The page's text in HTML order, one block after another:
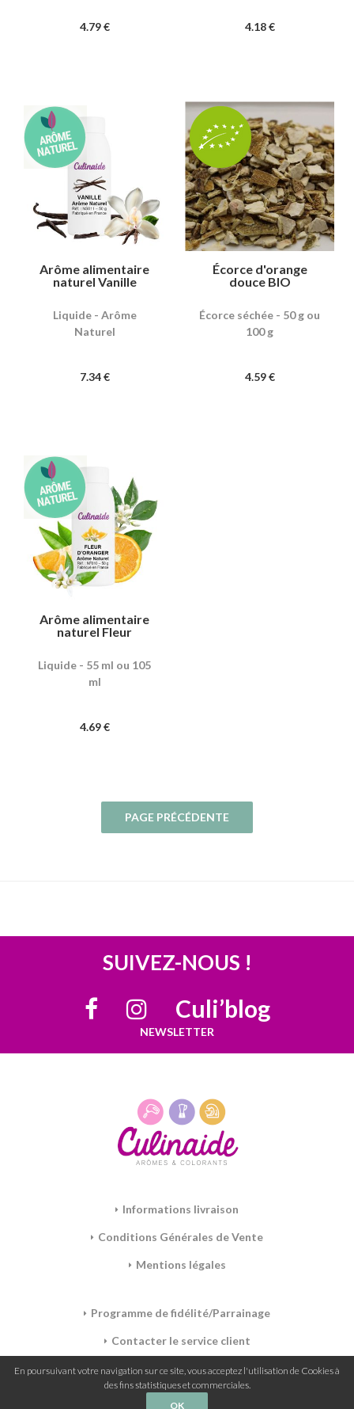
4.79 € 4.18 €
Arôme alimentaire
naturel Vanille
Liquide - Arôme
Naturel
7.34 €
Écorce d'orange
douce BIO
Écorce séchée - 50 g ou
100 g
4.59 €
Arôme alimentaire
naturel Fleur
Liquide - 55 ml ou 105
ml
4.69 €
SUIVEZ-NOUS !
Culi’blog
NEWSLETTER
Informations livraison
Conditions Générales de Vente
Mentions légales
Programme de fidélité/Parrainage
Contacter le service client
Mon panier
En poursuivant votre navigation sur ce site, vous acceptez l'utilisation de Cookies à
des fins statistiques et commerciales.
OK